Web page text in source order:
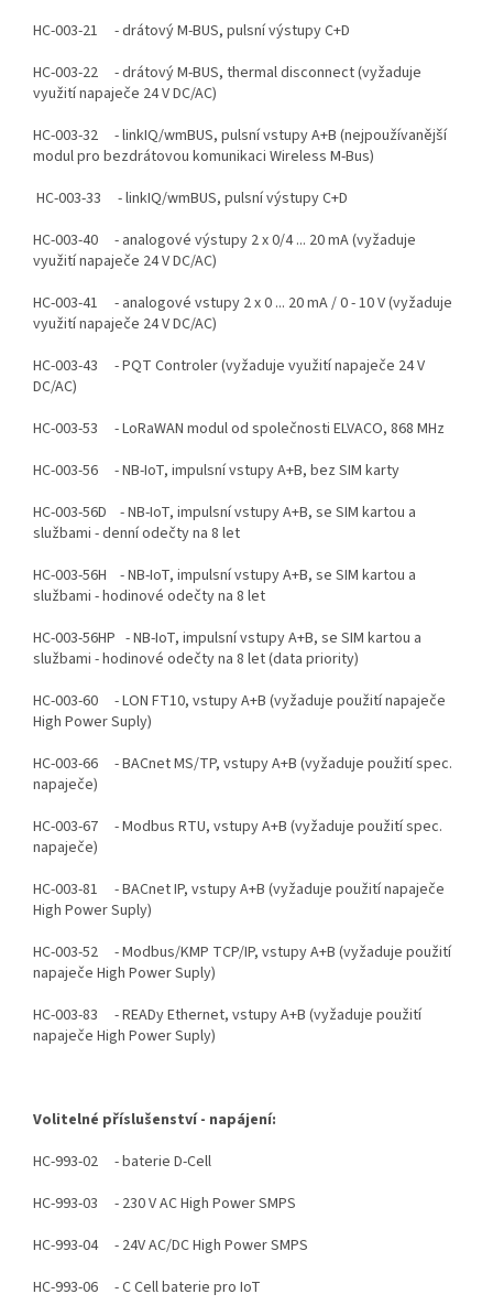
HC-003-21 - drátový M-BUS, pulsní výstupy C+D
HC-003-22 - drátový M-BUS, thermal disconnect (vyžaduje
využití napaječe 24 V DC/AC)
HC-003-32 - linkIQ/wmBUS, pulsní vstupy A+B (nejpoužívanější
modul pro bezdrátovou komunikaci Wireless M-Bus)
HC-003-33 - linkIQ/wmBUS, pulsní výstupy C+D
HC-003-40 - analogové výstupy 2 x 0/4 ... 20 mA (vyžaduje
využití napaječe 24 V DC/AC)
HC-003-41 - analogové vstupy 2 x 0 ... 20 mA / 0 - 10 V (vyžaduje
využití napaječe 24 V DC/AC)
HC-003-43 - PQT Controler (vyžaduje využití napaječe 24 V
DC/AC)
HC-003-53 - LoRaWAN modul od společnosti ELVACO, 868 MHz
HC-003-56 - NB-IoT, impulsní vstupy A+B, bez SIM karty
HC-003-56D - NB-IoT, impulsní vstupy A+B, se SIM kartou a
službami - denní odečty na 8 let
HC-003-56H - NB-IoT, impulsní vstupy A+B, se SIM kartou a
službami - hodinové odečty na 8 let
HC-003-56HP - NB-IoT, impulsní vstupy A+B, se SIM kartou a
službami - hodinové odečty na 8 let (data priority)
HC-003-60 - LON FT10, vstupy A+B (vyžaduje použití napaječe
High Power Suply)
HC-003-66 - BACnet MS/TP, vstupy A+B (vyžaduje použití spec.
napaječe)
HC-003-67 - Modbus RTU, vstupy A+B (vyžaduje použití spec.
napaječe)
HC-003-81 - BACnet IP, vstupy A+B (vyžaduje použití napaječe
High Power Suply)
HC-003-52 - Modbus/KMP TCP/IP, vstupy A+B (vyžaduje použití
napaječe High Power Suply)
HC-003-83 - READy Ethernet, vstupy A+B (vyžaduje použití
napaječe High Power Suply)
Volitelné příslušenství - napájení:
HC-993-02 - baterie D-Cell
HC-993-03 - 230 V AC High Power SMPS
HC-993-04 - 24V AC/DC High Power SMPS
HC-993-06 - C Cell baterie pro IoT